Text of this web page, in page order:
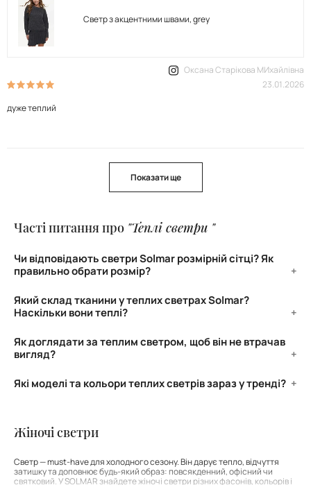
Светр з акцентними швами, grey
Оксана Старікова МИхайлівна
23.01.2026
дуже теплий
Показати ще
Часті питання про "Теплі светри "
Чи відповідають светри Solmar розмірній сітці? Як
правильно обрати розмір?
Так, усі светри відповідають розмірній сітці на нашому сайті. А також
радимо звірятися з замірами виробу й звертати увагу на фасон: oversize
моделі можуть мати вільніший крій.
Який склад тканини у теплих светрах Solmar?
Наскільки вони теплі?
Светри виготовляються із суміші вовни, еластану, поліестеру та іноді -
акрилу. Вони добре утримують тепло й підходять для холодної пори
року.
Як доглядати за теплим светром, щоб він не втрачав
вигляд?
Рекомендуємо прати светри вручну або в делікатному режимі та при
низькій температурі (не більше 30 градусів), сушити в розкладеному
Які моделі та кольори теплих светрів зараз у тренді?
Жіночі светри
Светр — must-have для холодного сезону. Він дарує тепло, відчуття
затишку та доповнює будь-який образ: повсякденний, офісний чи
святковий. У SOLMAR знайдете жіночі светри різних фасонів, кольорів і